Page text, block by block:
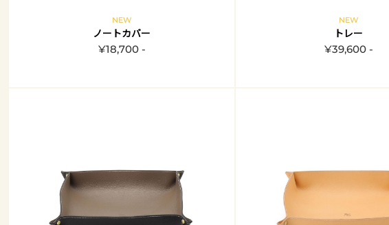
NEW
ノートカバー
¥18,700 -
NEW
トレー
¥39,600 -